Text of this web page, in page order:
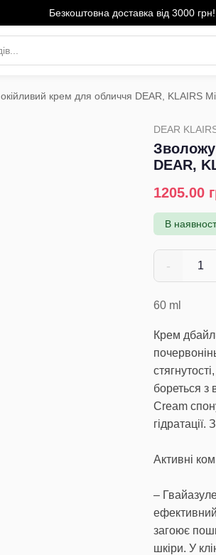
Безкоштовна доставка від 3000 грн!
крем для обличчя DEAR, KLAIRS
DEAR
DEAR,
1205.00
В
- 1
60 ml
Крем
бореться
Cream
Активні
–
загоює
шкіри. У